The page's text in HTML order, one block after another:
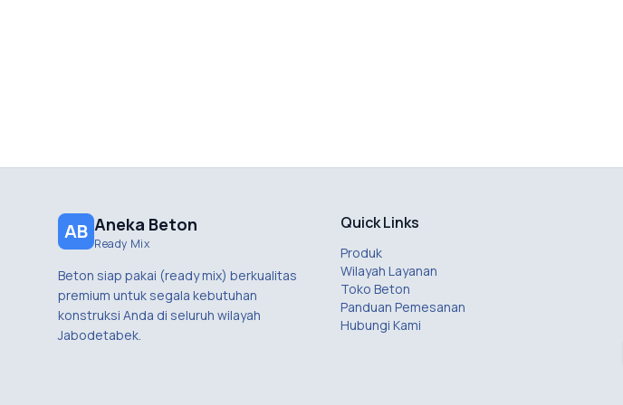
AB Aneka Beton
Ready Mix
Beton siap pakai (ready mix) berkualitas
premium untuk segala kebutuhan
konstruksi Anda di seluruh wilayah
Jabodetabek.
Quick Links
Produk
Wilayah Layanan
Toko Beton
Panduan Pemesanan
Hubungi Kami